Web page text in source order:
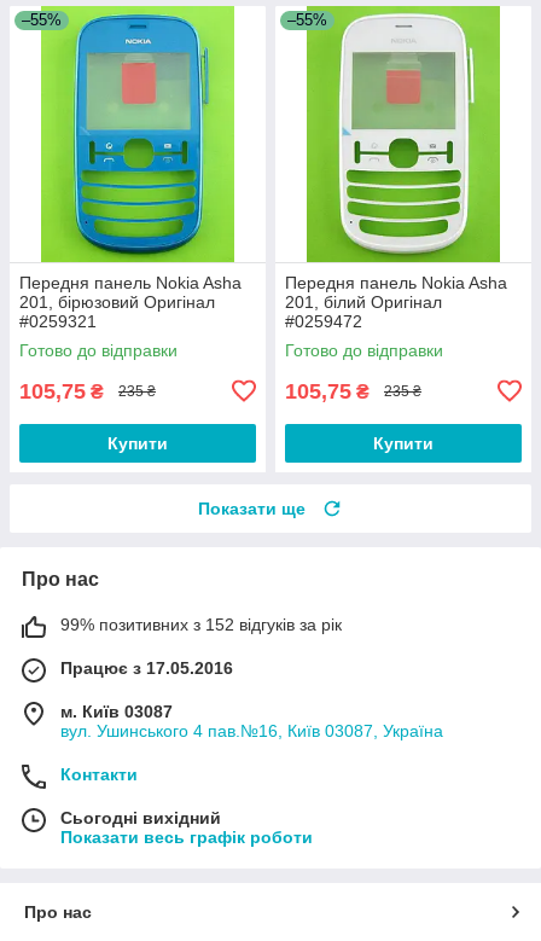
–55%
Передня панель Nokia Asha
201, бірюзовий Оригінал
#0259321
Готово до відправки
105,75 ₴ 235 ₴
Купити
–55%
Передня панель Nokia Asha
201, білий Оригінал
#0259472
Готово до відправки
105,75 ₴ 235 ₴
Купити
Показати ще
Про нас
99% позитивних з 152 відгуків за рік
Працює з 17.05.2016
м. Київ 03087
вул. Ушинського 4 пав.№16, Київ 03087, Україна
Контакти
Сьогодні вихідний
Показати весь графік роботи
Про нас